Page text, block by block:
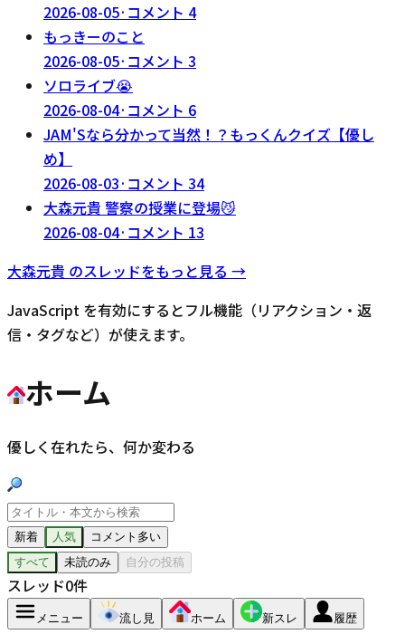
2026-08-05· コメント 4
もっきーのこと
2026-08-05· コメント 3
ソロライブ😭
2026-08-04· コメント 6
JAM'Sなら分かって当然！？もっくんクイズ【優し
め】
2026-08-03· コメント 34
大森元貴 警察の授業に登場😼
2026-08-04· コメント 13
大森元貴 のスレッドをもっと見る →
JavaScript を有効にするとフル機能（リアクション・返
信・タグなど）が使えます。
ホーム
優しく在れたら、何か変わる
新着 人気
コメント多い
すべて
未読のみ 自分の投稿
スレッド0件
メニュー 流し見 ホーム 新スレ 履歴